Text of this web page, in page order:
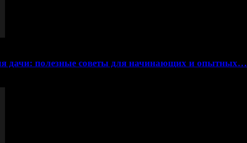
дачи: полезные советы для начинающих и опытных…